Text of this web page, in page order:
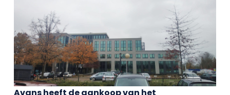
Avans heeft de aankoop van het